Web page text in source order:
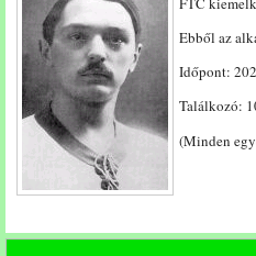
Ebből az
Időpont:
Találkozó:
(Minden